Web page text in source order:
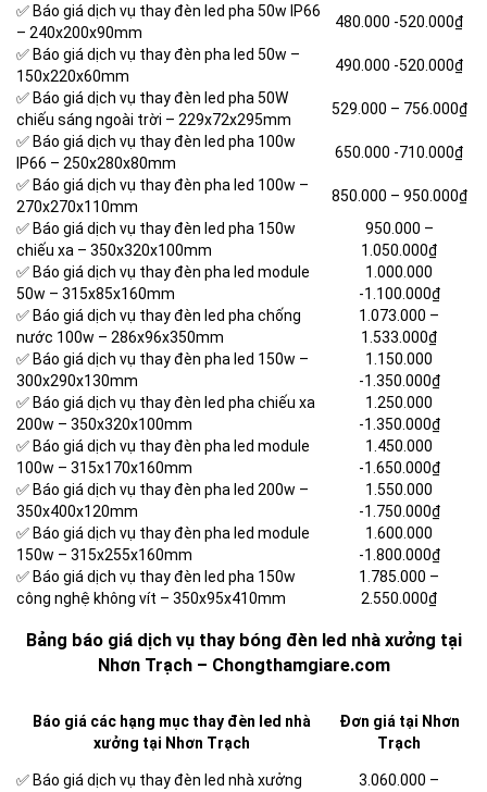
✅ Báo giá dịch vụ thay đèn led pha 50w IP66
– 240x200x90mm
480.000 -520.000₫
✅ Báo giá dịch vụ thay đèn pha led 50w –
150x220x60mm
490.000 -520.000₫
✅ Báo giá dịch vụ thay đèn led pha 50W
chiếu sáng ngoài trời – 229x72x295mm
529.000 – 756.000₫
✅ Báo giá dịch vụ thay đèn led pha 100w
IP66 – 250x280x80mm
650.000 -710.000₫
✅ Báo giá dịch vụ thay đèn pha led 100w –
270x270x110mm
850.000 – 950.000₫
✅ Báo giá dịch vụ thay đèn led pha 150w
chiếu xa – 350x320x100mm
950.000 –
1.050.000₫
✅ Báo giá dịch vụ thay đèn pha led module
50w – 315x85x160mm
1.000.000
-1.100.000₫
✅ Báo giá dịch vụ thay đèn led pha chống
nước 100w – 286x96x350mm
1.073.000 –
1.533.000₫
✅ Báo giá dịch vụ thay đèn pha led 150w –
300x290x130mm
1.150.000
-1.350.000₫
✅ Báo giá dịch vụ thay đèn led pha chiếu xa
200w – 350x320x100mm
1.250.000
-1.350.000₫
✅ Báo giá dịch vụ thay đèn pha led module
100w – 315x170x160mm
1.450.000
-1.650.000₫
✅ Báo giá dịch vụ thay đèn pha led 200w –
350x400x120mm
1.550.000
-1.750.000₫
✅ Báo giá dịch vụ thay đèn pha led module
150w – 315x255x160mm
1.600.000
-1.800.000₫
✅ Báo giá dịch vụ thay đèn led pha 150w
công nghệ không vít – 350x95x410mm
1.785.000 –
2.550.000₫
Bảng báo giá dịch vụ thay bóng đèn led nhà xưởng tại
Nhơn Trạch – Chongthamgiare.com
Báo giá các hạng mục thay đèn led nhà
xưởng tại Nhơn Trạch
Đơn giá tại Nhơn
Trạch
✅ Báo giá dịch vụ thay đèn led nhà xưởng
3.060.000 –